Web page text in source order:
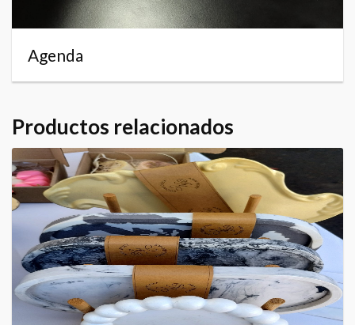
Agenda
Productos relacionados